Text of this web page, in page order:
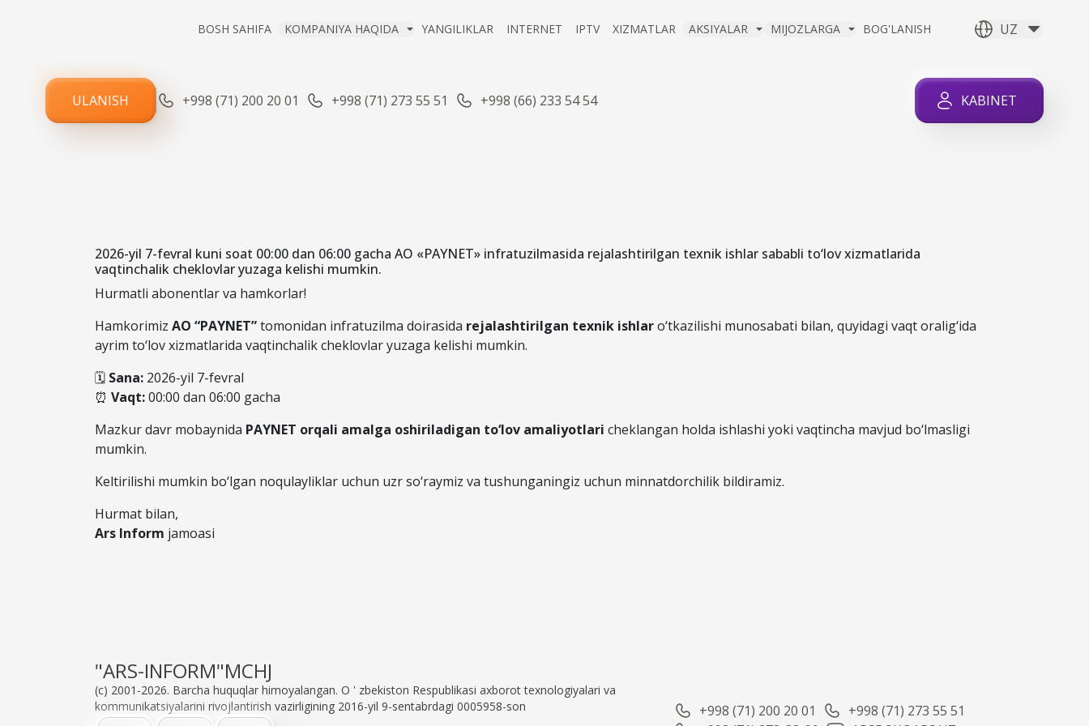
UZ
BOSH SAHIFA KOMPANIYA HAQIDA YANGILIKLAR INTERNET IPTV XIZMATLAR AKSIYALAR MIJOZLARGA BOG'LANISH
ULANISH +998 (71) 200 20 01 +998 (71) 273 55 51 +998 (66) 233 54 54 KABINET
2026-yil 7-fevral kuni soat 00:00 dan 06:00 gacha AO «PAYNET» infratuzilmasida rejalashtirilgan texnik ishlar sababli to‘lov xizmatlarida
vaqtinchalik cheklovlar yuzaga kelishi mumkin.
Hurmatli abonentlar va hamkorlar!
Hamkorimiz AO “PAYNET”tomonidan infratuzilma doirasida rejalashtirilgan texnik ishlaro‘tkazilishi munosabati bilan, quyidagi vaqt oralig‘ida
ayrim to‘lov xizmatlarida vaqtinchalik cheklovlar yuzaga kelishi mumkin.
🗓 Sana: 2026-yil 7-fevral
⏰ Vaqt:00:00 dan 06:00 gacha
Mazkur davr mobaynida PAYNET orqali amalga oshiriladigan to‘lov amaliyotlari cheklangan holda ishlashi yoki vaqtincha mavjud bo‘lmasligi
mumkin.
Keltirilishi mumkin bo‘lgan noqulayliklar uchun uzr so‘raymiz va tushunganingiz uchun minnatdorchilik bildiramiz.
Hurmat bilan,
Ars Inform jamoasi
"ARS-INFORM"MCHJ
(c) 2001-2026. Barcha huquqlar himoyalangan. O ' zbekiston Respublikasi axborot texnologiyalari va
kommunikatsiyalarini rivojlantirish vazirligining 2016-yil 9-sentabrdagi 0005958-son
+998 (71) 200 20 01
+998 (71) 273 55 51